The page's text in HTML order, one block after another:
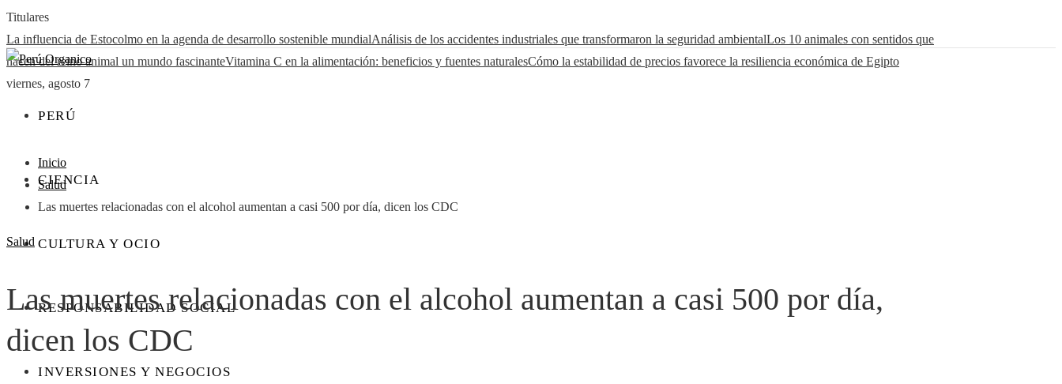
Titulares
La influencia de Estocolmo en la agenda de desarrollo sostenible mundialAnálisis de los accidentes industriales que transformaron la seguridad ambientalLos 10 animales con sentidos que
hacen del reino animal un mundo fascinanteVitamina C en la alimentación: beneficios y fuentes naturalesCómo la estabilidad de precios favorece la resiliencia económica de Egipto
viernes, agosto 7
PERÚ
CIENCIA
CULTURA Y OCIO
RESPONSABILIDAD SOCIAL
INVERSIONES Y NEGOCIOS
Inicio
Salud
Las muertes relacionadas con el alcohol aumentan a casi 500 por día, dicen los CDC
Salud
Las muertes relacionadas con el alcohol aumentan a casi 500 por día,
dicen los CDC